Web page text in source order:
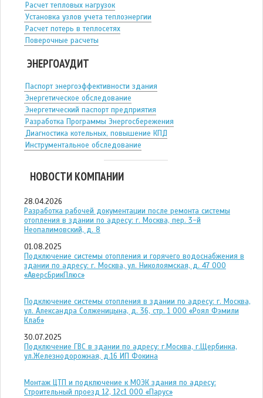
Расчет тепловых нагрузок
Установка узлов учета теплоэнергии
Расчет потерь в теплосетях
Поверочные расчеты
ЭНЕРГОАУДИТ
Паспорт энергоэффективности здания
Энергетическое обследование
Энергетический паспорт предприятия
Разработка Программы Энергосбережения
Диагностика котельных, повышение КПД
Инструментальное обследование
НОВОСТИ КОМПАНИИ
28.04.2026
Разработка рабочей документации после ремонта системы
отопления в здании по адресу: г. Москва, пер. 3-й
Неопалимовский, д. 8
01.08.2025
Подключение системы отопления и горячего водоснабжения в
здании по адресу: г. Москва, ул. Николоямская, д. 47 ООО
«АверсБрикПлюс»
Подключение системы отопления в здании по адресу: г. Москва,
ул. Александра Солженицына, д. 36, стр. 1 ООО «Роял Фэмили
Клаб»
30.07.2025
Подключение ГВС в здании по адресу: г.Москва, г.Щербинка,
ул.Железнодорожная, д.16 ИП Фокина
Монтаж ЦТП и подключение к МОЭК здания по адресу:
Строительный проезд 12, 12с1 ООО «Парус»